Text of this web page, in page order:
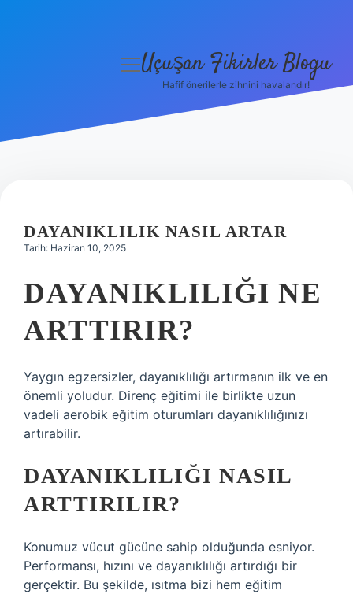
Hakkımızda
menüyü
Uçuşan Fikirler Blogu
Hafif önerilerle zihnini havalandır!
DAYANIKLILIK NASIL ARTAR
Tarih: Haziran 10, 2025
DAYANIKLILIĞI NE
ARTTIRIR?
Yaygın egzersizler, dayanıklılığı artırmanın ilk ve en
önemli yoludur. Direnç eğitimi ile birlikte uzun
vadeli aerobik eğitim oturumları dayanıklılığınızı
artırabilir.
DAYANIKLILIĞI NASIL
ARTTIRILIR?
Konumuz vücut gücüne sahip olduğunda esniyor.
Performansı, hızını ve dayanıklılığı artırdığı bir
gerçektir. Bu şekilde, ısıtma bizi hem eğitim